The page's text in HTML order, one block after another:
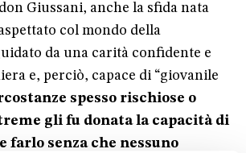
Giussani, anche la sfida nata
col mondo della
da una carità confidente e
e, perciò, capace di “giovanile
spesso rischiose o
gli fu donata la capacità di
farlo senza che nessuno